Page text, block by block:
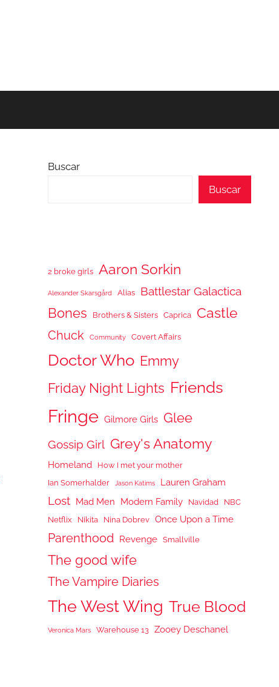
Buscar
Buscar
2 broke girls Aaron Sorkin
Alexander Skarsgård Alias Battlestar Galactica
Bones Brothers & Sisters Caprica Castle
Chuck Community Covert Affairs
Doctor Who Emmy
Friday Night Lights Friends
Fringe Gilmore Girls Glee
Gossip Girl Grey's Anatomy
Homeland
How I met your mother
Ian Somerhalder
Jason Katims Lauren Graham
Lost Mad Men Modern Family Navidad
NBC
Netflix
Nikita Nina Dobrev Once Upon a Time
Parenthood Revenge Smallville
The good wife
The Vampire Diaries
The West Wing True Blood
Veronica Mars Warehouse 13 Zooey Deschanel